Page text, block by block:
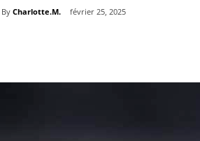
By Charlotte.M. février 25, 2025